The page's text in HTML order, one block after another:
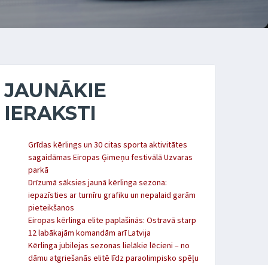
JAUNĀKIE
IERAKSTI
Grīdas kērlings un 30 citas sporta aktivitātes
sagaidāmas Eiropas Ģimeņu festivālā Uzvaras
parkā
Drīzumā sāksies jaunā kērlinga sezona:
iepazīsties ar turnīru grafiku un nepalaid garām
pieteikšanos
Eiropas kērlinga elite paplašinās: Ostravā starp
12 labākajām komandām arī Latvija
Kērlinga jubilejas sezonas lielākie lēcieni – no
dāmu atgriešanās elitē līdz paraolimpisko spēļu